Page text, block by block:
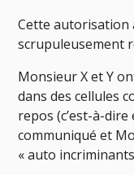
Cette autorisation
scrupuleusement
Monsieur X et Y
dans des cellules
repos (c’est-à-
communiqué et
« auto